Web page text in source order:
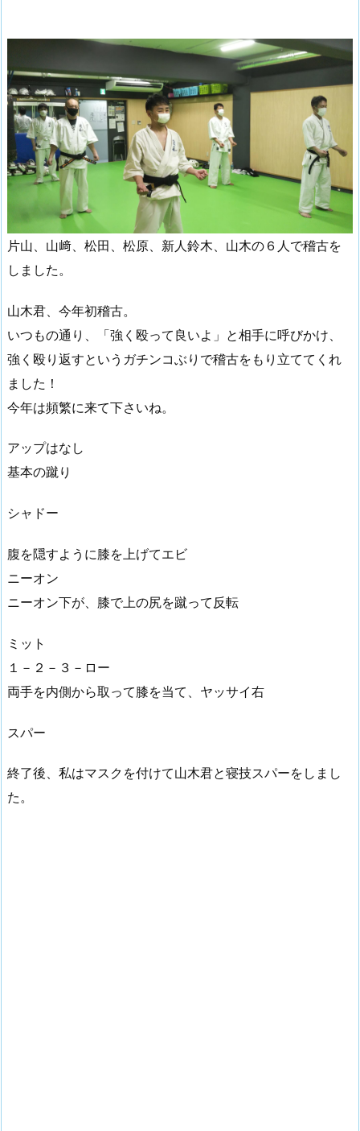
片山、山﨑、松田、松原、新人鈴木、山木の６人で稽古を
しました。
山木君、今年初稽古。
いつもの通り、「強く殴って良いよ」と相手に呼びかけ、
強く殴り返すというガチンコぶりで稽古をもり立ててくれ
ました！
今年は頻繁に来て下さいね。
アップはなし
基本の蹴り
シャドー
腹を隠すように膝を上げてエビ
ニーオン
ニーオン下が、膝で上の尻を蹴って反転
ミット
１－２－３－ロー
両手を内側から取って膝を当て、ヤッサイ右
スパー
終了後、私はマスクを付けて山木君と寝技スパーをしまし
た。